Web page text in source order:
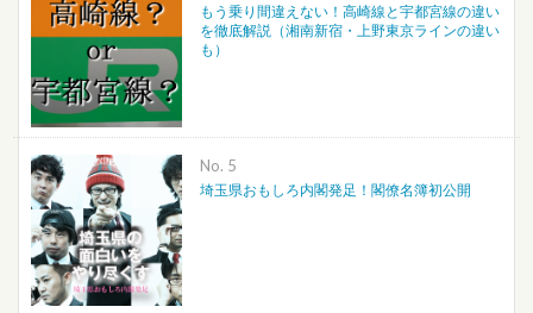
もう乗り間違えない！高崎線と宇都宮線の違い
を徹底解説（湘南新宿・上野東京ラインの違い
も）
No.
埼玉県おもしろ内閣発足！閣僚名簿初公開